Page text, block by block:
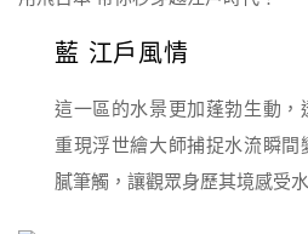
藍 江戶風情
這一區的水景更加蓬勃生動，
重現浮世繪大師捕捉水流瞬間
膩筆觸，讓觀眾身歷其境感受